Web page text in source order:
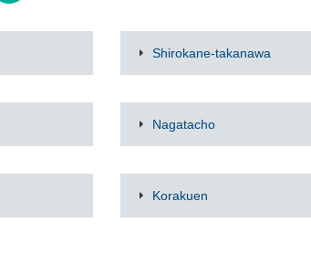
Shirokane-takanawa
Nagatacho
Korakuen